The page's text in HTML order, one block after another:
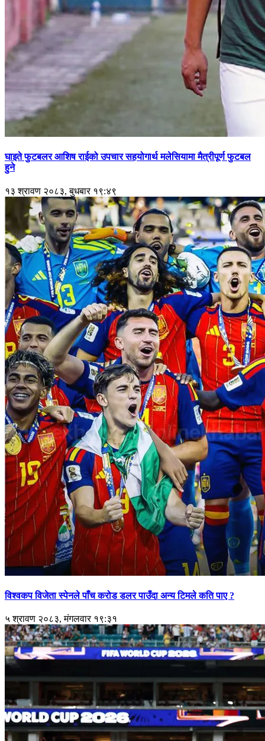
घाइते फुटबलर आशिष राईको उपचार सहयोगार्थ मलेसियामा मैत्रीपूर्ण फुटबल
हुने
१३ श्रावण २०८३, बुधबार १९:४९
विश्वकप विजेता स्पेनले पाँच करोड डलर पाउँदा अन्य टिमले कति पाए ?
५ श्रावण २०८३, मंगलवार १९:३१